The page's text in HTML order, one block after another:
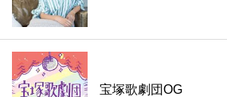
宝塚歌劇団OG